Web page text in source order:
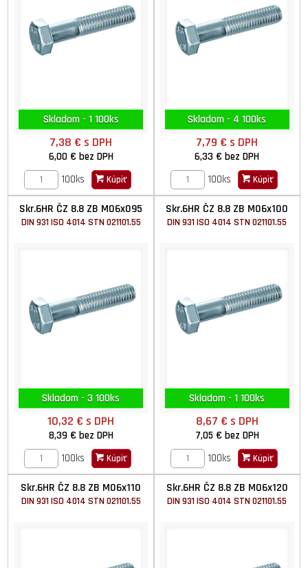
Skladom - 1 100ks
7,38 €s DPH
6,00 € bez DPH
100ks
Kúpiť
Skladom - 4 100ks
7,79 €s DPH
6,33 €bez DPH
100ks
Kúpiť
Skr.6HR ČZ 8.8 ZB M06x095
DIN 931 ISO 4014 STN 021101.55
Skladom - 3 100ks
10,32 €s DPH
8,39 € bez DPH
100ks
Kúpiť
Skr.6HR ČZ 8.8 ZB M06x100
DIN 931 ISO 4014 STN 021101.55
Skladom - 1 100ks
8,67 € s DPH
7,05 € bez DPH
100ks
Kúpiť
Skr.6HR ČZ 8.8 ZB M06x110
DIN 931 ISO 4014 STN 021101.55
Skr.6HR ČZ 8.8 ZB M06x120
DIN 931 ISO 4014 STN 021101.55